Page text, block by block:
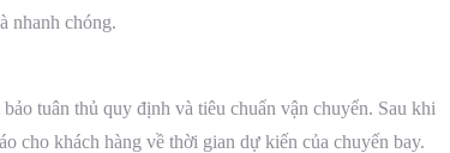
nhanh chóng.
tuân thủ quy định và tiêu chuẩn vận chuyển. Sau khi
cho khách hàng về thời gian dự kiến của chuyến bay.